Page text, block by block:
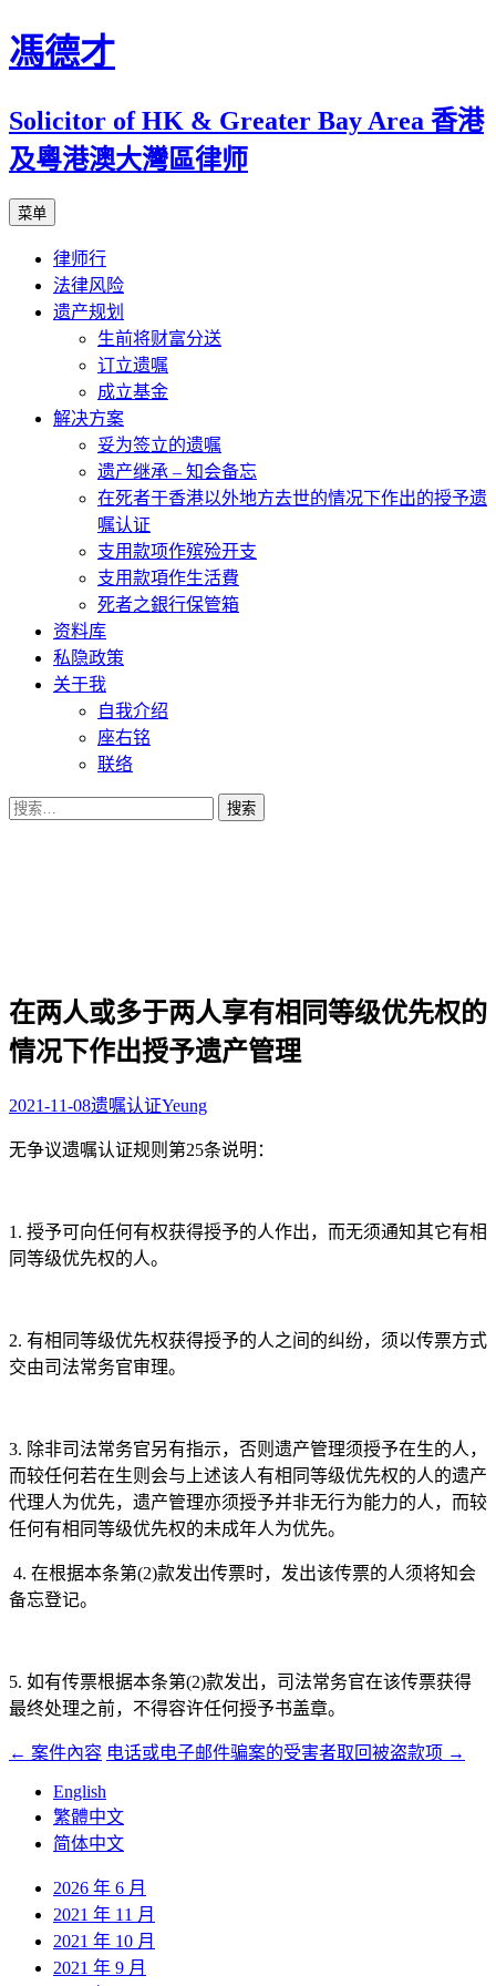
跳
至
文
馮德才
Solicitor of HK & Greater Bay Area 香港
及粵港澳大灣區律师
菜单
律师行
法律风险
遗产规划
生前将财富分送
订立遗嘱
成立基金
解决方案
妥为签立的遗嘱
遗产继承 – 知会备忘
在死者于香港以外地方去世的情况下作出的授予遗
嘱认证
支用款项作殡殓开支
支用款項作生活費
死者之銀行保管箱
资料库
私隐政策
关于我
自我介绍
座右铭
联络
搜
在两人或多于两人享有相同等级优先权的
情况下作出授予遗产管理
2021-11-08遗嘱认证Yeung
无争议遗嘱认证规则第25条说明：
1. 授予可向任何有权获得授予的人作出，而无须通知其它有相
同等级优先权的人。
2. 有相同等级优先权获得授予的人之间的纠纷，须以传票方式
交由司法常务官审理。
3. 除非司法常务官另有指示，否则遗产管理须授予在生的人，
而较任何若在生则会与上述该人有相同等级优先权的人的遗产
代理人为优先，遗产管理亦须授予并非无行为能力的人，而较
任何有相同等级优先权的未成年人为优先。
4. 在根据本条第(2)款发出传票时，发出该传票的人须将知会
备忘登记。
5. 如有传票根据本条第(2)款发出，司法常务官在该传票获得
最终处理之前，不得容许任何授予书盖章。
文
← 案件內容 电话或电子邮件骗案的受害者取回被盗款项 →
English
繁體中文
简体中文
2026 年 6 月
2021 年 11 月
2021 年 10 月
2021 年 9 月